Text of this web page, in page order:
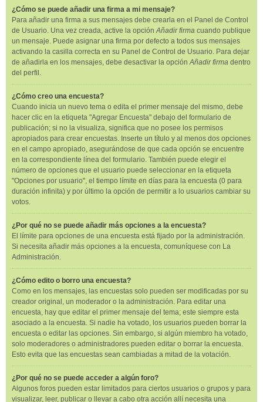
¿Cómo se puede añadir una firma a mi mensaje?
Para añadir una firma a sus mensajes debe crearla en el Panel de Control
de Usuario. Una vez creada, active la opciónAñadir firma cuando publique
un mensaje. Puede asignar una firma por defecto a todos sus mensajes
activando la casilla correcta en su Panel de Control de Usuario. Para dejar
de añadirla en los mensajes, debe desactivar la opciónAñadir firma dentro
del perfil.
¿Cómo creo una encuesta?
Cuando inicia un nuevo tema o edita el primer mensaje del mismo, debe
hacer clic en la etiqueta "Agregar Encuesta" debajo del formulario de
publicación; si no la visualiza, significa que no posee los permisos
apropiados para crear encuestas. Inserte un título y al menos dos opciones
en el campo apropiado, asegurándose de que cada opción se encuentre
en la correspondiente línea del formulario. También puede elegir el
número de opciones que el usuario puede seleccionar en la etiqueta
"Opciones por usuario", el tiempo límite en días para la encuesta (0 para
duración infinita) y por último la opción de permitir a lo usuarios cambiar su
votos.
¿Por qué no se puede añadir más opciones a la encuesta?
El límite para opciones de una encuesta está fijado por la administración.
Si necesita añadir más opciones a la encuesta, comuníquese con La
Administración.
¿Cómo edito o borro una encuesta?
Como en los mensajes, las encuestas solo pueden ser modificadas por su
creador original, un moderador o la administración. Para editar una
encuesta, hay que editar el primer mensaje del tema; este siempre esta
asociado a la encuesta. Si nadie ha votado, los usuarios pueden borrar la
encuesta o editar las opciones. Sin embargo, si algún miembro ha votado,
solo moderadores o administradores pueden editar o borrar la encuesta.
Esto evita que las encuestas sean cambiadas a mitad de la votación.
¿Por qué no se puede acceder a algún foro?
Algunos foros pueden estar limitados para ciertos usuarios o grupos y para
visualizar, leer, publicar o llevar a cabo otra acción allí necesita una